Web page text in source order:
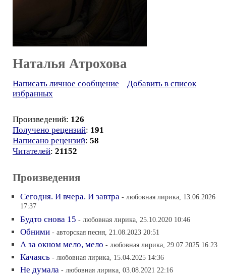
Наталья Атрохова
Написать личное сообщение
Добавить в список
избранных
Произведений: 126
Получено рецензий: 191
Написано рецензий: 58
Читателей: 21152
Произведения
Сегодня. И вчера. И завтра - любовная лирика, 13.06.2026
17:37
Будто снова 15 - любовная лирика, 25.10.2020 10:46
Обними - авторская песня, 21.08.2023 20:51
А за окном мело, мело - любовная лирика, 29.07.2025 16:23
Качаясь - любовная лирика, 15.04.2025 14:36
Не думала - любовная лирика, 03.08.2021 22:16